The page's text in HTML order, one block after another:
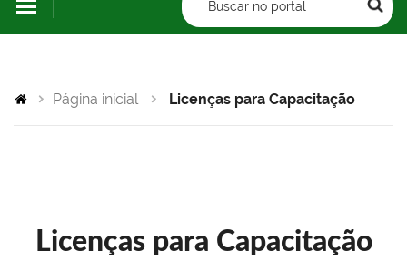
Buscar no portal
Página inicial Licenças para Capacitação
Licenças para Capacitação